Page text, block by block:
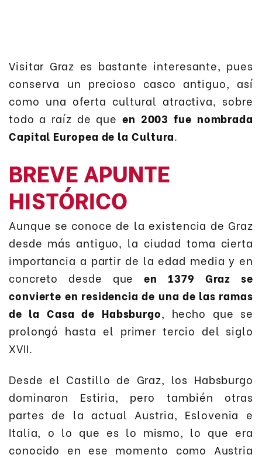
Visitar Graz es bastante interesante, pues
conserva un precioso casco antiguo, así
como una oferta cultural atractiva, sobre
todo a raíz de que en 2003 fue nombrada
Capital Europea de la Cultura.
BREVE APUNTE
HISTÓRICO
Aunque se conoce de la existencia de Graz
desde más antiguo, la ciudad toma cierta
importancia a partir de la edad media y en
concreto desde queen 1379 Graz se
convierte en residencia de una de las ramas
de la Casa de Habsburgo, hecho que se
prolongó hasta el primer tercio del siglo
XVII.
Desde el Castillo de Graz, los Habsburgo
dominaron Estiria, pero también otras
partes de la actual Austria, Eslovenia e
Italia, o lo que es lo mismo, lo que era
conocido en ese momento como Austria